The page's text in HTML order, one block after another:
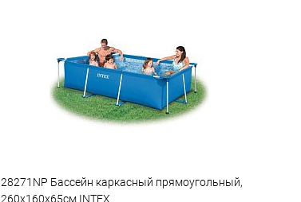
Купить в 1 клик Сравнение
В избранное Недоступно
28271NP Бассейн каркасный прямоугольный,
260х160х65см INTEX